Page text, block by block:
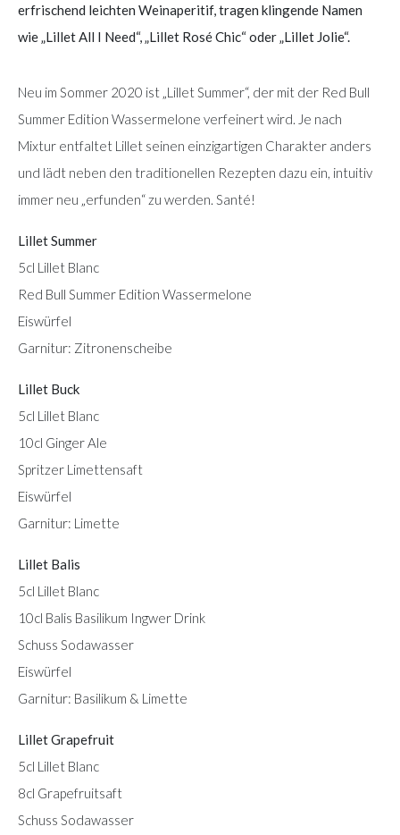
erfrischend leichten Weinaperitif, tragen klingende Namen
wie „Lillet All I Need“, „Lillet Rosé Chic“ oder „Lillet Jolie“.
Neu im Sommer 2020 ist „Lillet Summer“, der mit der Red Bull
Summer Edition Wassermelone verfeinert wird. Je nach
Mixtur entfaltet Lillet seinen einzigartigen Charakter anders
und lädt neben den traditionellen Rezepten dazu ein, intuitiv
immer neu „erfunden“ zu werden. Santé!
Lillet Summer
5cl Lillet Blanc
Red Bull Summer Edition Wassermelone
Eiswürfel
Garnitur: Zitronenscheibe
Lillet Buck
5cl Lillet Blanc
10cl Ginger Ale
Spritzer Limettensaft
Eiswürfel
Garnitur: Limette
Lillet Balis
5cl Lillet Blanc
10cl Balis Basilikum Ingwer Drink
Schuss Sodawasser
Eiswürfel
Garnitur: Basilikum & Limette
Lillet Grapefruit
5cl Lillet Blanc
8cl Grapefruitsaft
Schuss Sodawasser